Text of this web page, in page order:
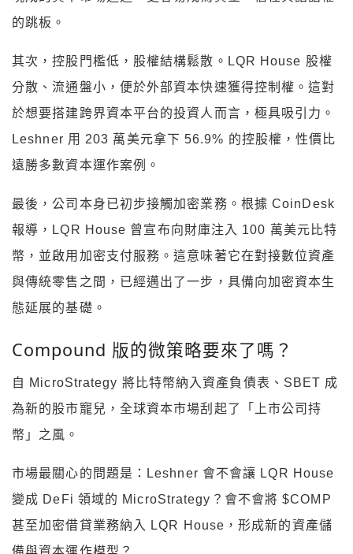
的跳板。
其次，控股門檻低，股權結構鬆散。LQR House 股權
分散、流通盤小，便於外部資本快速獲得控制權。這對
於想要搭建跨界資本平台的投資人而言，極具吸引力。
Leshner 用 203 萬美元拿下 56.9% 的控股權，性價比
遠勝多數資本運作案例。
最後，公司本身已初步接觸加密業務。根據 CoinDesk
報導，LQR House 曾宣布向財庫注入 100 萬美元比特
幣，並啟用加密支付服務。這意味著它在對接數位資產
與傳統零售之間，已經邁出了一步，具備向加密資本生
態延展的基礎。
Compound 版的微策略要來了嗎？
自 MicroStrategy 將比特幣納入資產負債表、SBET 成
為新的股市寵兒，全球資本市場刮起了「上市公司持
幣」之風。
市場最關心的問題是：Leshner 會不會讓 LQR House
變成 DeFi 領域的 MicroStrategy？會不會將 $COMP
甚至加密借貸業務納入 LQR House，形成新的資產儲